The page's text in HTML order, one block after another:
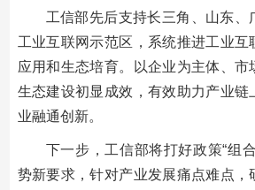
工信部先后支持长三角、山东、
工业互联网示范区，系统推进工业互
应用和生态培育。以企业为主体、市
生态建设初显成效，有效助力产业链
业融通创新。
下一步，工信部将打好政策“组
势新要求，针对产业发展痛点难点，